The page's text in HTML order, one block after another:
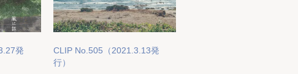
発
CLIP No.505（2021.3.13発
行）